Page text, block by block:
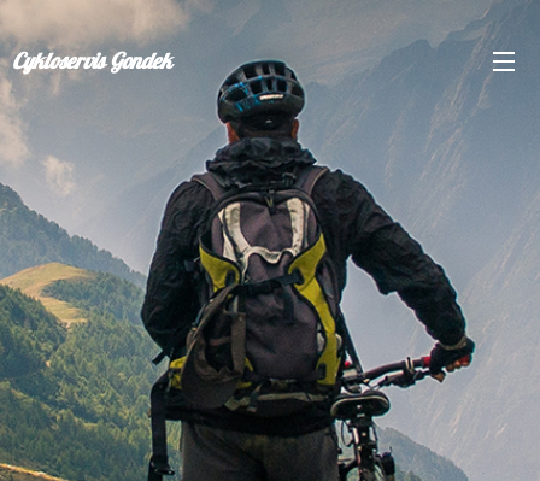
Cykloservis Gondek